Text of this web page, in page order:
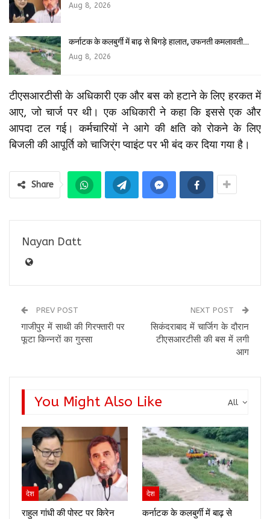
Aug 8, 2026
कर्नाटक के कलबुर्गी में बाढ़ से बिगड़े हालात, उफनती कमलावती…
Aug 8, 2026
टीएसआरटीसी के अधिकारी एक और बस को हटाने के लिए हरकत में
आए, जो चार्ज पर थी। एक अधिकारी ने कहा कि इससे एक और
आपदा टल गई। कर्मचारियों ने आगे की क्षति को रोकने के लिए
बिजली की आपूर्ति को चाजिर्ंग प्वाइंट पर भी बंद कर दिया गया है।
Share
Nayan Datt
PREV POST
गाजीपुर में साथी की गिरफ्तारी पर
फूटा किन्नरों का गुस्सा
NEXT POST
सिकंदराबाद में चार्जिग के दौरान
टीएसआरटीसी की बस में लगी
आग
All
You Might Also Like
देश
राहुल गांधी की पोस्ट पर किरेन
देश
कर्नाटक के कलबुर्गी में बाढ़ से